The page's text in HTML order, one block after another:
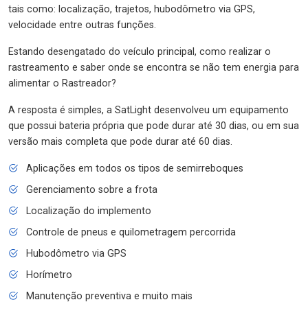
tais como: localização, trajetos, hubodômetro via GPS,
velocidade entre outras funções.
Estando desengatado do veículo principal, como realizar o
rastreamento e saber onde se encontra se não tem energia para
alimentar o Rastreador?
A resposta é simples, a SatLight desenvolveu um equipamento
que possui bateria própria que pode durar até 30 dias, ou em sua
versão mais completa que pode durar até 60 dias.
Aplicações em todos os tipos de semirreboques
Gerenciamento sobre a frota
Localização do implemento
Controle de pneus e quilometragem percorrida
Hubodômetro via GPS
Horímetro
Manutenção preventiva e muito mais